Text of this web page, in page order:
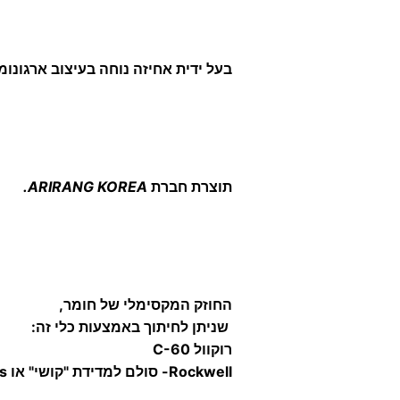
בעל ידית אחיזה נוחה בעיצוב
תוצרת חברת ARIRANG KOREA
.
החוזק המקסימלי של חומר,
שניתן לחיתוך באמצעות כלי זה:
רוקוול C-60
Rockwell- סולם למדידת "קושי" או hardness.